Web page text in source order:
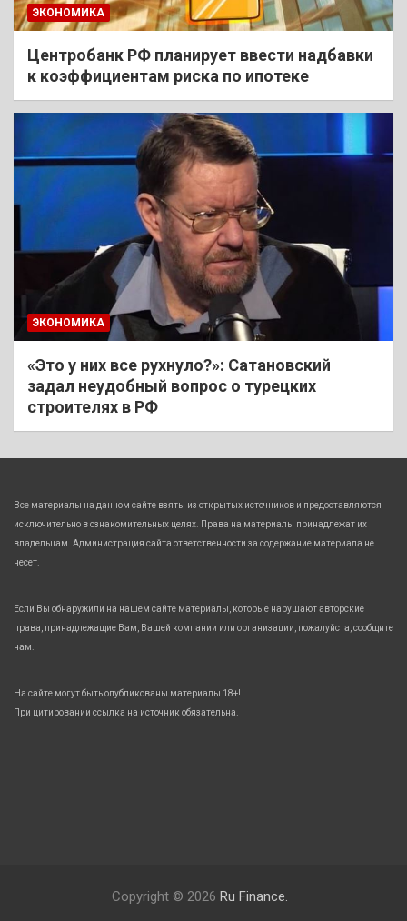
ЭКОНОМИКА
Центробанк РФ планирует ввести надбавки
к коэффициентам риска по ипотеке
ЭКОНОМИКА
«Это у них все рухнуло?»: Сатановский
задал неудобный вопрос о турецких
строителях в РФ
Все материалы на данном сайте взяты из открытых источников и предоставляются
исключительно в ознакомительных целях. Права на материалы принадлежат их
владельцам. Администрация сайта ответственности за содержание материала не
несет.
Если Вы обнаружили на нашем сайте материалы, которые нарушают авторские
права, принадлежащие Вам, Вашей компании или организации, пожалуйста, сообщите
нам.
На сайте могут быть опубликованы материалы 18+!
При цитировании ссылка на источник обязательна.
Copyright © 2026 Ru Finance.